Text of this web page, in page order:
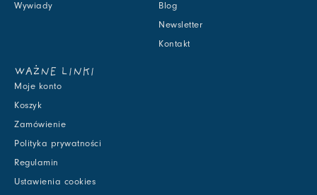
Wywiady
Blog
Newsletter
Kontakt
WAŻNE LINKI
Moje konto
Koszyk
Zamówienie
Polityka prywatności
Regulamin
Ustawienia cookies